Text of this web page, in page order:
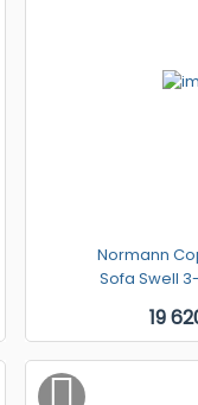
Normann
Sofa Swell
19